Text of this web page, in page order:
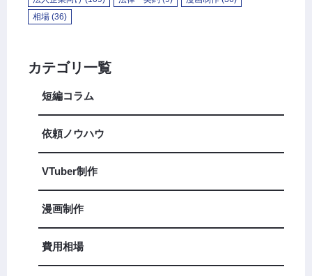
相場 (36)
カテゴリ一覧
短編コラム
依頼ノウハウ
VTuber制作
漫画制作
費用相場